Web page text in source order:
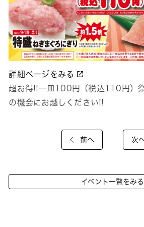
詳細ページをみる
超お得!!一皿100円（税込110円）祭
の機会にお越しください!!
前へ 次
イベント一覧をみる